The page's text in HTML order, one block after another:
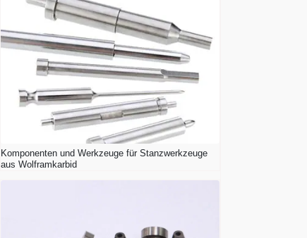
Komponenten und Werkzeuge für Stanzwerkzeuge
aus Wolframkarbid